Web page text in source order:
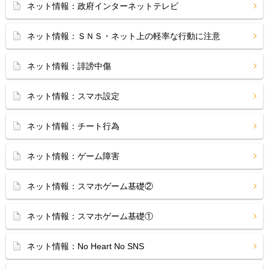
ネット情報：政府インターネットテレビ
ネット情報：ＳＮＳ・ネット上の軽率な行動に注意
ネット情報：誹謗中傷
ネット情報：スマホ設定
ネット情報：チート行為
ネット情報：ゲーム障害
ネット情報：スマホゲーム基礎②
ネット情報：スマホゲーム基礎①
ネット情報：No Heart No SNS